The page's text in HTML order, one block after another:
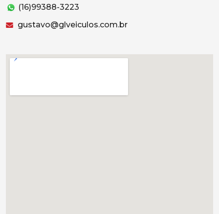
(16)99388-3223
gustavo@glveiculos.com.br